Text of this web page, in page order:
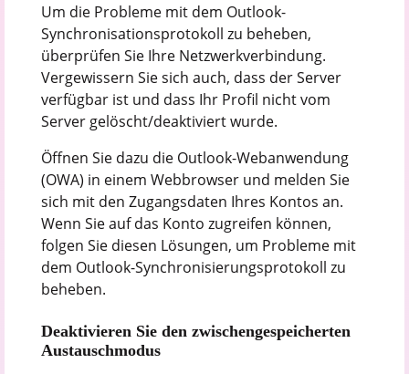
Um die Probleme mit dem Outlook-
Synchronisationsprotokoll zu beheben,
überprüfen Sie Ihre Netzwerkverbindung.
Vergewissern Sie sich auch, dass der Server
verfügbar ist und dass Ihr Profil nicht vom
Server gelöscht/deaktiviert wurde.
Öffnen Sie dazu die Outlook-Webanwendung
(OWA) in einem Webbrowser und melden Sie
sich mit den Zugangsdaten Ihres Kontos an.
Wenn Sie auf das Konto zugreifen können,
folgen Sie diesen Lösungen, um Probleme mit
dem Outlook-Synchronisierungsprotokoll zu
beheben.
Deaktivieren Sie den zwischengespeicherten
Austauschmodus